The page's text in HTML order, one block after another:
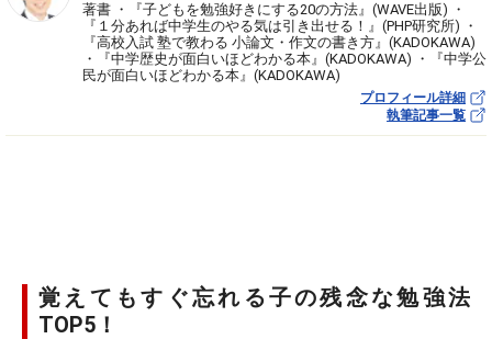
著書 ・『子どもを勉強好きにする20の方法』(WAVE出版) ・
『１分あれば中学生のやる気は引き出せる！』(PHP研究所) ・
『高校入試 塾で教わる 小論文・作文の書き方』(KADOKAWA)
・『中学歴史が面白いほどわかる本』(KADOKAWA) ・『中学公
民が面白いほどわかる本』(KADOKAWA)
プロフィール詳細
執筆記事一覧
覚えてもすぐ忘れる子の残念な勉強法
TOP5！